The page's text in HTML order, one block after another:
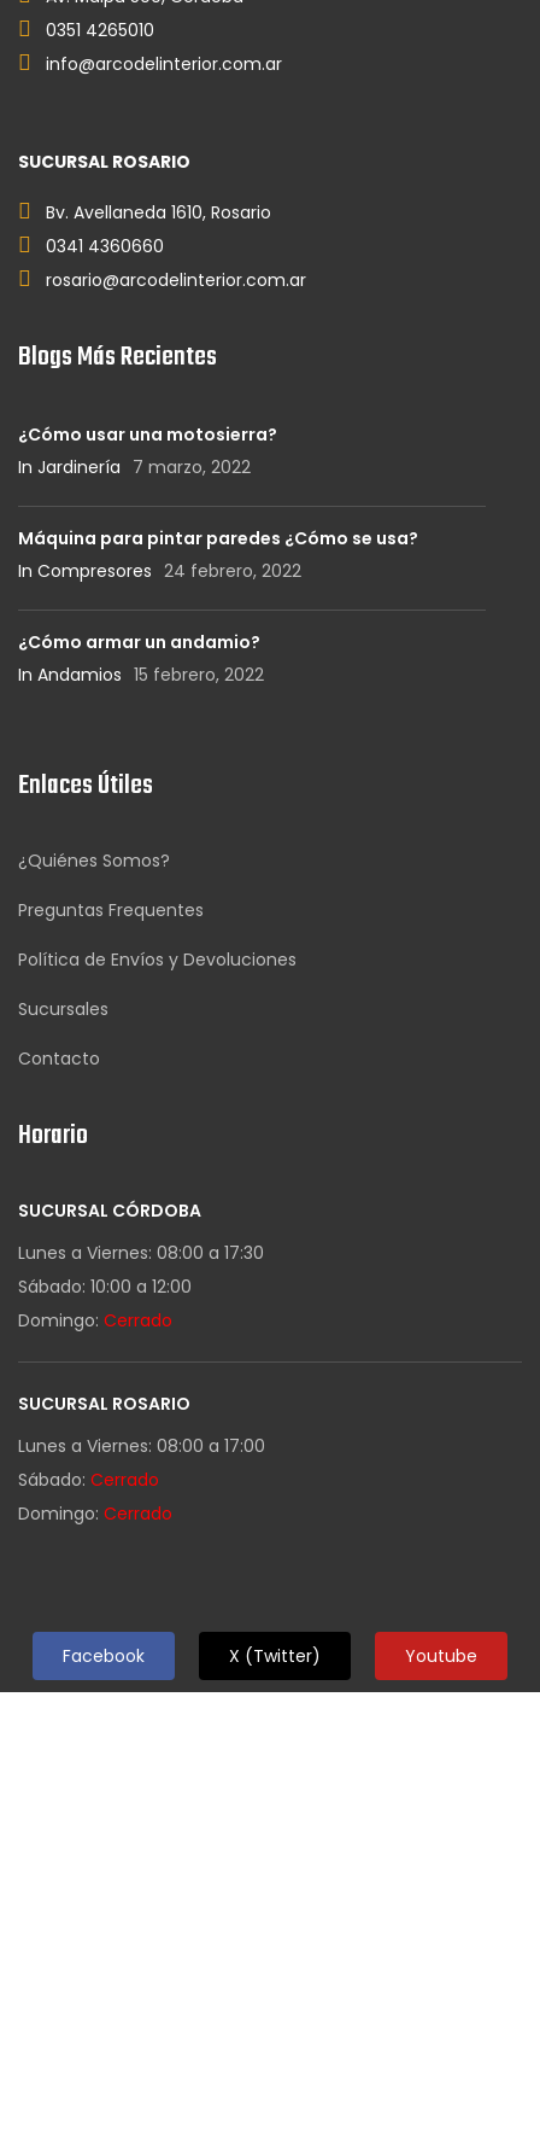
0351 4265010
info@arcodelinterior.com.ar
SUCURSAL ROSARIO
Bv. Avellaneda 1610, Rosario
0341 4360660
rosario@arcodelinterior.com.ar
Blogs Más Recientes
¿Cómo usar una motosierra?
In Jardinería 7 marzo, 2022
Máquina para pintar paredes ¿Cómo se usa?
In Compresores 24 febrero, 2022
¿Cómo armar un andamio?
In Andamios 15 febrero, 2022
Enlaces Útiles
¿Quiénes Somos?
Preguntas Frequentes
Política de Envíos y Devoluciones
Sucursales
Contacto
Horario
SUCURSAL CÓRDOBA
Lunes a Viernes: 08:00 a 17:30
Sábado: 10:00 a 12:00
Domingo: Cerrado
SUCURSAL ROSARIO
Lunes a Viernes: 08:00 a 17:00
Sábado: Cerrado
Domingo: Cerrado
Facebook X (Twitter) Youtube